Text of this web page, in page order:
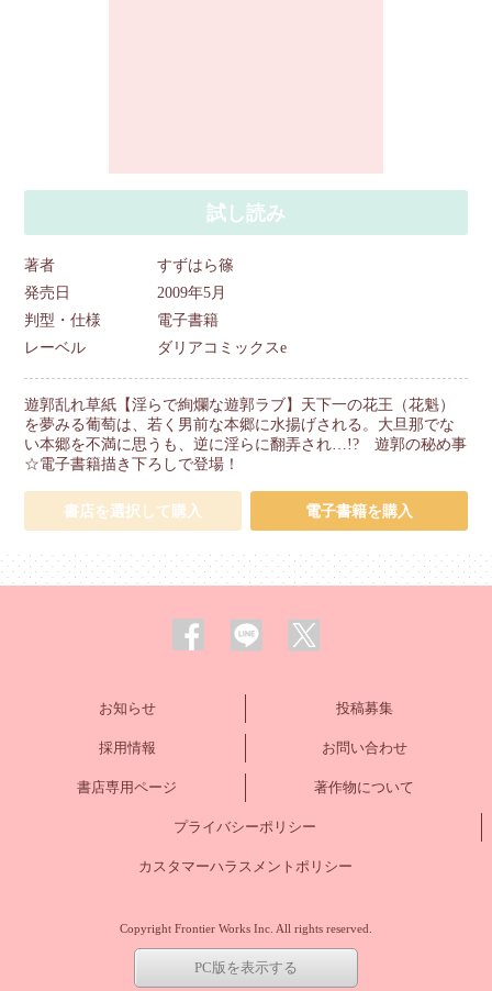
試し読み
著者
すずはら篠
発売日
2009年5月
判型・仕様
電子書籍
レーベル
ダリアコミックスe
遊郭乱れ草紙【淫らで絢爛な遊郭ラブ】天下一の花王（花魁）
を夢みる葡萄は、若く男前な本郷に水揚げされる。大旦那でな
い本郷を不満に思うも、逆に淫らに翻弄され…!? 遊郭の秘め事
☆電子書籍描き下ろしで登場！
書店を選択して購入 電子書籍を購入
お知らせ 投稿募集
採用情報 お問い合わせ
書店専用ページ 著作物について
プライバシーポリシー
カスタマーハラスメントポリシー
Copyright Frontier Works Inc. All rights reserved.
PC版を表示する